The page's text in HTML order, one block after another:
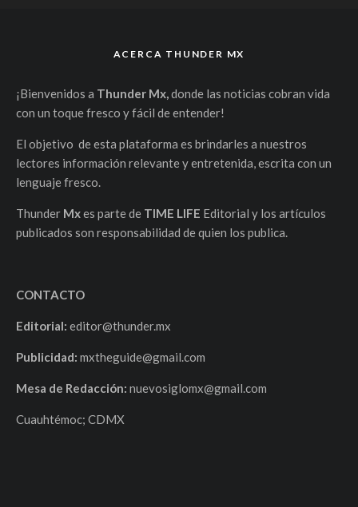
ACERCA THUNDER MX
¡Bienvenidos a Thunder Mx,donde las noticias cobran vida
con un toque fresco y fácil de entender!
El objetivo de esta plataforma es brindarles a nuestros
lectores información relevante y entretenida, escrita con un
lenguaje fresco.
Thunder Mxes parte de TIME LIFE Editorial y los artículos
publicados son responsabilidad de quien los publica.
CONTACTO
Editorial: editor@thunder.mx
Publicidad: mxtheguide@gmail.com
Mesa de Redacción: nuevosiglomx@gmail.com
Cuauhtémoc; CDMX